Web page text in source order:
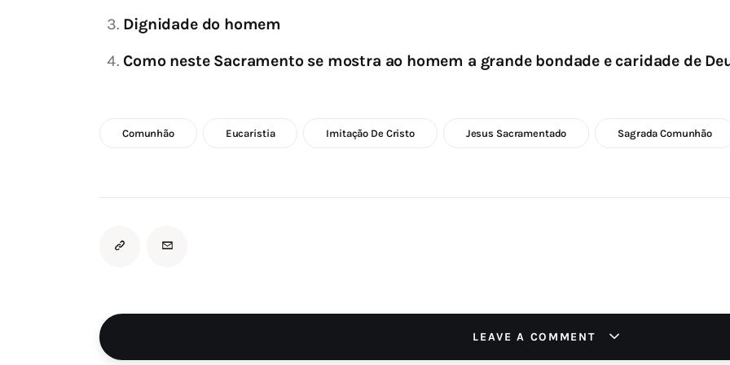
Dignidade do homem
Como neste Sacramento se mostra ao homem a grande bondade e caridade de
Comunhão Eucaristia Imitação De Cristo Jesus Sacramentado Sagrada Comunhão
LEAVE A COMMENT